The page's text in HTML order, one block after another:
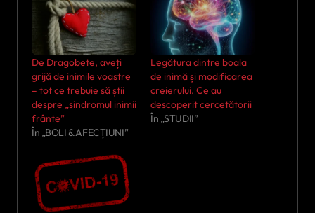
De Dragobete, aveți
grijă de inimile voastre
– tot ce trebuie să știi
despre „sindromul inimii
frânte”
În „BOLI & AFECȚIUNI”
Legătura dintre boala
de inimă și modificarea
creierului. Ce au
descoperit cercetătorii
În „STUDII”